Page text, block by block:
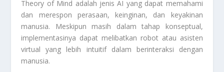
Theory of Mind adalah jenis AI yang dapat memahami
dan merespon perasaan, keinginan, dan keyakinan
manusia. Meskipun masih dalam tahap konseptual,
implementasinya dapat melibatkan robot atau asisten
virtual yang lebih intuitif dalam berinteraksi dengan
manusia.